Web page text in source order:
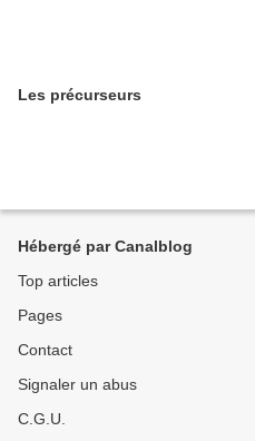
Les précurseurs
Hébergé par Canalblog
Top articles
Pages
Contact
Signaler un abus
C.G.U.